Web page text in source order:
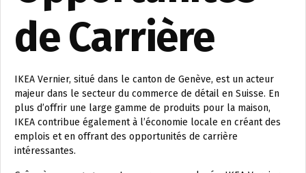
de Carrière
IKEA Vernier, situé dans le canton de Genève, est un acteur
majeur dans le secteur du commerce de détail en Suisse. En
plus d’offrir une large gamme de produits pour la maison,
IKEA contribue également à l’économie locale en créant des
emplois et en offrant des opportunités de carrière
intéressantes.